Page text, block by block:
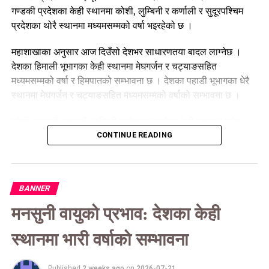
सम्बन्धित खवर :
UP NEXT
अमेरिकाद्वारा नेपाल ‘ए’सामु २६३ रनको लक्ष्य
DON'T MISS
आज २०८३ साल वैशाख २३ गते बुधबारको राशिफल
गण्डकी प्रदेशका केही स्थानमा कोशी, लुम्बिनी र कर्णाली र सुदूरपश्चिम
प्रदेशका थोरै स्थानमा मध्यमसम्मको वर्षा भइरहेको छ ।
महाशाखाका अनुसार आज दिउँसो देशभर साधारणतया बादल लाग्नेछ ।
देशका हिमाली भूभागका केही स्थानमा मेघगर्जन र चट्याङसहित
मध्यमसम्मको वर्षा र हिमपातको सम्भावना छ । देशका पहाडी भूभागका धेरै
स्थानमा मेघगर्जन र चट्याङसहित मध्यमसम्मको वर्षाको सम्भावना छ ।
प्रदेश तथा सुदूरपश्चिमको तराई भूभागका थोरै स्थानमा मेघगर्जन र
प्रदेशका पहाडी तथा तराई भूभागका साथै कोशी र लुम्बिनी प्रदेशका पहाडी
भूभागको एकदुई स्थानमा भारी वर्षाको सम्भावना रहेको छ ।
त्यसैगरी आज राति देशभर साधारणतया बादल लाग्नेछ । कोशी, बागमती र
गण्डकी प्रदेशका हिमाली भूभागका केही स्थानमा तथा लुम्बिनी, कर्णाली र
सुदूरपश्चिम प्रदेशका हिमाली भूभागका थोरै स्थानमा मेघगर्जन र
चट्याङसहित मध्यमसम्मको वर्षा र हिमपातको सम्भावना छ
CONTINUE READING
BANNER
मनसुनी वायुको प्रभाव: देशका केही
स्थानमा भारी वर्षाको सम्भावना